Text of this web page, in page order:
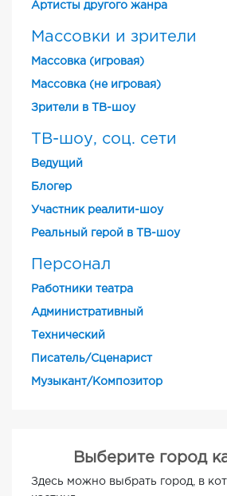
Артисты другого жанра
Массовки и зрители
Массовка (игровая)
Массовка (не игровая)
Зрители в ТВ-шоу
ТВ-шоу, соц. сети
Ведущий
Блогер
Участник реалити-шоу
Реальный герой в ТВ-шоу
Персонал
Работники театра
Административный
Технический
Писатель/Сценарист
Музыкант/Композитор
Выберите город
Здесь можно выбрать город, в